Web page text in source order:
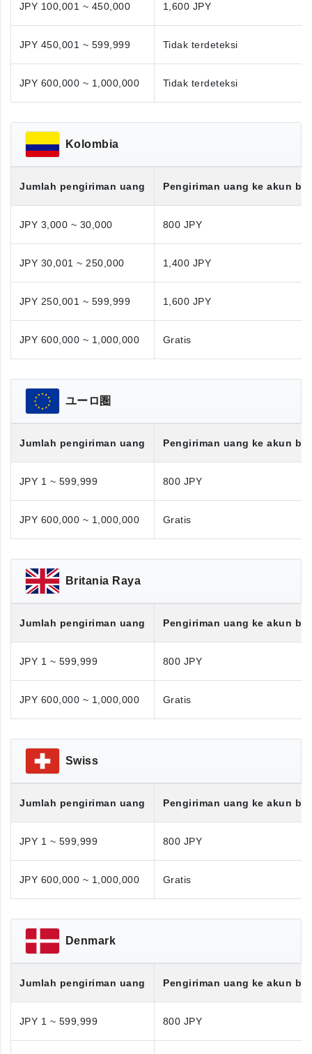
JPY 100,001 ~ 450,000 1,600 JPY
JPY 450,001 ~ 599,999 Tidak terdeteksi
JPY 600,000 ~ 1,000,000 Tidak terdeteksi
Kolombia
Jumlah pengiriman uang Pengiriman uang ke akun
JPY 3,000 ~ 30,000 800 JPY
JPY 30,001 ~ 250,000 1,400 JPY
JPY 250,001 ~ 599,999 1,600 JPY
JPY 600,000 ~ 1,000,000 Gratis
ユーロ圏
Jumlah pengiriman uang Pengiriman uang ke akun
JPY 1 ~ 599,999 800 JPY
JPY 600,000 ~ 1,000,000 Gratis
Britania Raya
Jumlah pengiriman uang Pengiriman uang ke akun
JPY 1 ~ 599,999 800 JPY
JPY 600,000 ~ 1,000,000 Gratis
Swiss
Jumlah pengiriman uang Pengiriman uang ke akun
JPY 1 ~ 599,999 800 JPY
JPY 600,000 ~ 1,000,000 Gratis
Denmark
Jumlah pengiriman uang Pengiriman uang ke akun
JPY 1 ~ 599,999 800 JPY